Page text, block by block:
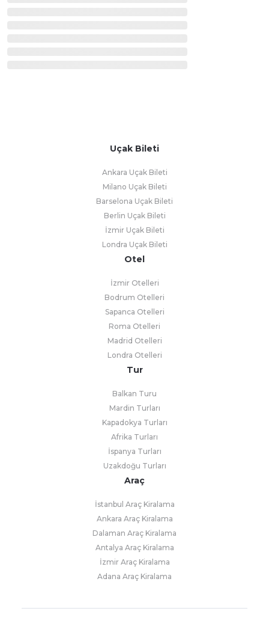
Uçak Bileti
Ankara Uçak Bileti
Milano Uçak Bileti
Barselona Uçak Bileti
Berlin Uçak Bileti
İzmir Uçak Bileti
Londra Uçak Bileti
Otel
İzmir Otelleri
Bodrum Otelleri
Sapanca Otelleri
Roma Otelleri
Madrid Otelleri
Londra Otelleri
Tur
Balkan Turu
Mardin Turları
Kapadokya Turları
Afrika Turları
İspanya Turları
Uzakdoğu Turları
Araç
İstanbul Araç Kiralama
Ankara Araç Kiralama
Dalaman Araç Kiralama
Antalya Araç Kiralama
İzmir Araç Kiralama
Adana Araç Kiralama